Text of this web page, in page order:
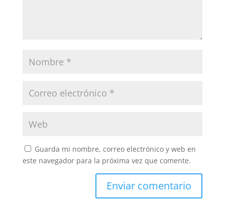
Guarda mi nombre, correo electrónico y web en
este navegador para la próxima vez que comente.
Enviar comentario